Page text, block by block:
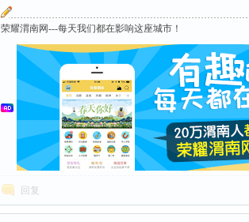
荣耀渭南网---每天我们都在影响这座城市！
回复